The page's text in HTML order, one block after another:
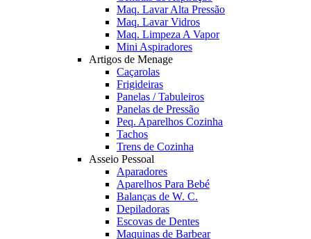
Maq. Lavar Alta Pressão
Maq. Lavar Vidros
Maq. Limpeza A Vapor
Mini Aspiradores
Artigos de Menage
Caçarolas
Frigideiras
Panelas / Tabuleiros
Panelas de Pressão
Peq. Aparelhos Cozinha
Tachos
Trens de Cozinha
Asseio Pessoal
Aparadores
Aparelhos Para Bebé
Balanças de W. C.
Depiladoras
Escovas de Dentes
Maquinas de Barbear